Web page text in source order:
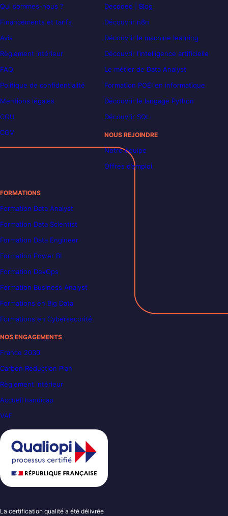
Qui sommes-nous ?
Financements et tarifs
Avis
Règlement intérieur
FAQ
Politique de confidentialité
Mentions légales
CGU
CGV
Decoded | Blog
Découvrir n8n
Découvrir le machine learning
Découvrir l’intelligence artificielle
Le métier de Data Analyst
Formation POEI en informatique
Découvrir le langage Python
Découvrir SQL
NOUS REJOINDRE
Notre équipe
Offres d’emploi
FORMATIONS
Formation Data Analyst
Formation Data Scientist
Formation Data Engineer
Formation Power BI
Formation DevOps
Formation Business Analyst
Formations en Big Data
Formations en Cybersécurité
NOS ENGAGEMENTS
France 2030
Carbon Reduction Plan
Règlement intérieur
Accueil handicap
VAE
La certification qualité a été délivrée